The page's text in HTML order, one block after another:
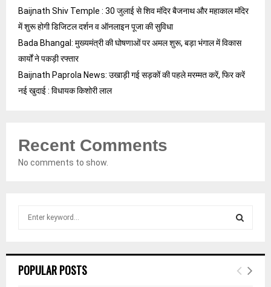
Baijnath Shiv Temple : 30 जुलाई से शिव मंदिर बैजनाथ और महाकाल मंदिर
में शुरू होगी डिजिटल दर्शन व ऑनलाइन पूजा की सुविधा
Bada Bhangal: मुख्यमंत्री की घोषणाओं पर अमल शुरू, बड़ा भंगाल में विकास
कार्यों ने पकड़ी रफ्तार
Baijnath Paprola News: उखाड़ी गई सड़कों की पहले मरम्मत करें, फिर करें
नई खुदाई : विधायक किशोरी लाल
Recent Comments
No comments to show.
h
E
POPULAR POSTS